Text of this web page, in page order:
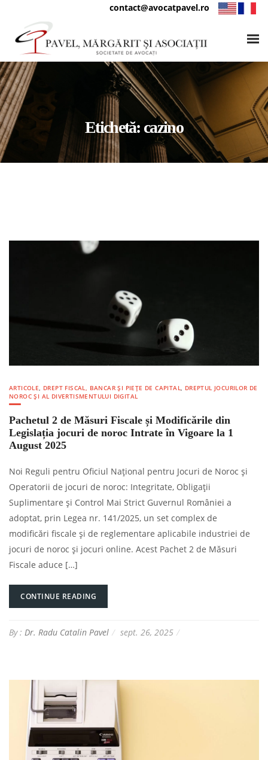
contact@avocatpavel.ro
Etichetă: cazino
ARTICOLE, DREPT FISCAL, BANCAR ȘI PIEȚE DE CAPITAL, DREPTUL JOCURILOR DE
NOROC ȘI AL DIVERTISMENTULUI DIGITAL
Pachetul 2 de Măsuri Fiscale și Modificările din
Legislația jocuri de noroc Intrate în Vigoare la 1
August 2025
Noi Reguli pentru Oficiul Național pentru Jocuri de Noroc și
Operatorii de jocuri de noroc: Integritate, Obligații
Suplimentare și Control Mai Strict Guvernul României a
adoptat, prin Legea nr. 141/2025, un set complex de
modificări fiscale și de reglementare aplicabile industriei de
jocuri de noroc și jocuri online. Acest Pachet 2 de Măsuri
Fiscale aduce […]
CONTINUE READING
By : Dr. Radu Catalin Pavel sept. 26, 2025